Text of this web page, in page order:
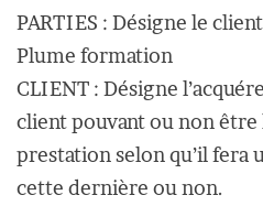
PARTIES : Désigne le
Plume formation
CLIENT : Désigne
client pouvant ou non
prestation selon qu’il fera
cette dernière ou non.